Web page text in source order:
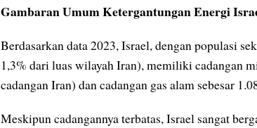
Gambaran Umum Ketergantungan Energi
Berdasarkan data 2023, Israel, dengan populasi
1,3% dari luas wilayah Iran), memiliki cadangan
cadangan Iran) dan cadangan gas alam sebesar
Meskipun cadangannya terbatas, Israel sangat